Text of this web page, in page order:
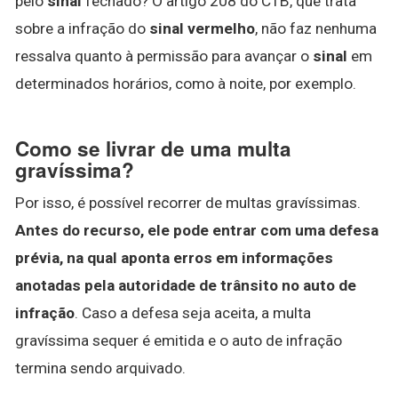
sobre a infração do sinal vermelho, não faz nenhuma
ressalva quanto à permissão para avançar o sinal em
determinados horários, como à noite, por exemplo.
Como se livrar de uma multa
gravíssima?
Por isso, é possível recorrer de multas gravíssimas.
Antes do recurso, ele pode entrar com uma defesa
prévia, na qual aponta erros em informações
anotadas pela autoridade de trânsito no auto de
infração. Caso a defesa seja aceita, a multa
gravíssima sequer é emitida e o auto de infração
termina sendo arquivado.